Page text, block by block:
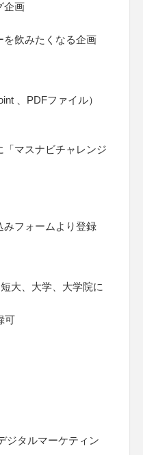
企画
を飲みたくなる企画
、PDFファイル）
マスナビチャレンジ
みフォームより登録
大、大学、大学院に
可
ジタルマーケティン